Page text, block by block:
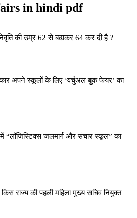
in hindi pdf
की उम्र 62 से बढाकर 64 कर दी है ?
अपने स्कूलों के लिए ‘वर्चुअल बुक फेयर’ का
“लॉजिस्टिक्स जलमार्ग और संचार स्कूल” का
राज्य की पहली महिला मुख्य सचिव नियुक्त